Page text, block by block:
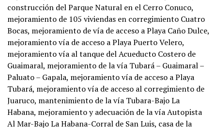
construcción del Parque Natural en el Cerro Conuco,
mejoramiento de 105 viviendas en corregimiento Cuatro
Bocas, mejoramiento de vía de acceso a Playa Caño Dulce,
mejoramiento vía de acceso a Playa Puerto Velero,
mejoramiento vía al tanque del Acueducto Costero de
Guaimaral, mejoramiento de la vía Tubará – Guaimaral –
Paluato – Gapala, mejoramiento vía de acceso a Playa
Tubará, mejoramiento vía de acceso al corregimiento de
Juaruco, mantenimiento de la vía Tubara-Bajo La
Habana, mejoramiento y adecuación de la vía Autopista
Al Mar-Bajo La Habana-Corral de San Luis, casa de la